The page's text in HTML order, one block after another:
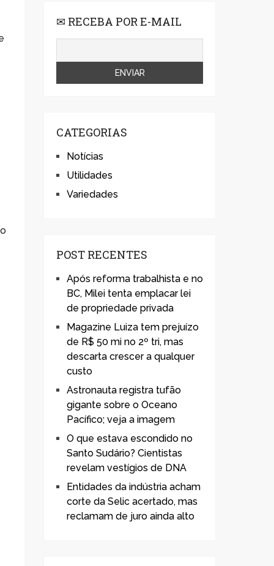
✉ RECEBA POR E-MAIL
CATEGORIAS
Notícias
Utilidades
Variedades
POST RECENTES
Após reforma trabalhista e no
BC, Milei tenta emplacar lei
de propriedade privada
Magazine Luiza tem prejuízo
de R$ 50 mi no 2º tri, mas
descarta crescer a qualquer
custo
Astronauta registra tufão
gigante sobre o Oceano
Pacífico; veja a imagem
O que estava escondido no
Santo Sudário? Cientistas
revelam vestígios de DNA
Entidades da indústria acham
corte da Selic acertado, mas
reclamam de juro ainda alto